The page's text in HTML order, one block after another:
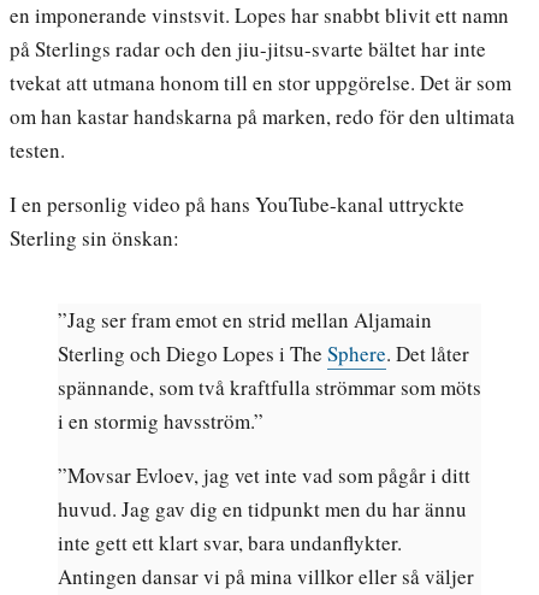
en imponerande vinstsvit. Lopes har snabbt blivit ett namn
på Sterlings radar och den jiu-jitsu-svarte bältet har inte
tvekat att utmana honom till en stor uppgörelse. Det är som
om han kastar handskarna på marken, redo för den ultimata
testen.
I en personlig video på hans YouTube-kanal uttryckte
Sterling sin önskan:
”Jag ser fram emot en strid mellan Aljamain
Sterling och Diego Lopes i The Sphere. Det låter
spännande, som två kraftfulla strömmar som möts
i en stormig havsström.”
”Movsar Evloev, jag vet inte vad som pågår i ditt
huvud. Jag gav dig en tidpunkt men du har ännu
inte gett ett klart svar, bara undanflykter.
Antingen dansar vi på mina villkor eller så väljer